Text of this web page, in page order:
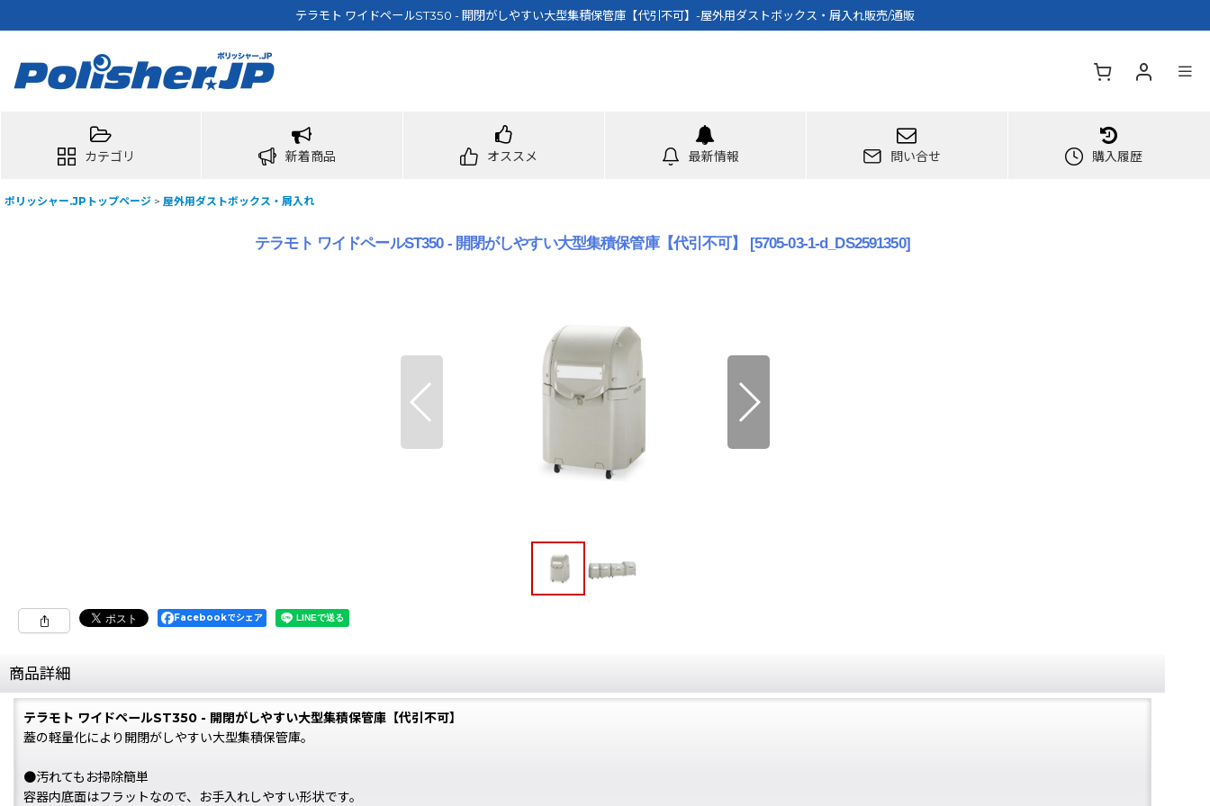
テラモト ワイドペールST350 - 開閉がしやすい大型集積保管庫【代引不可】-屋外用ダストボックス・屑入れ販売/通販
カテゴリ 新着商品 オススメ 最新情報 問い合せ 購入履歴
ポリッシャー.JPトップページ > 屋外用ダストボックス・屑入れ
テラモト ワイドペールST350 - 開閉がしやすい大型集積保管庫【代引不可】 [5705-03-1-d_DS2591350]
Facebookでシェア
商品詳細
テラモト ワイドペールST350 - 開閉がしやすい大型集積保管庫【代引不可】
蓋の軽量化により開閉がしやすい大型集積保管庫。
●汚れてもお掃除簡単
容器内底面はフラットなので、お手入れしやすい形状です。